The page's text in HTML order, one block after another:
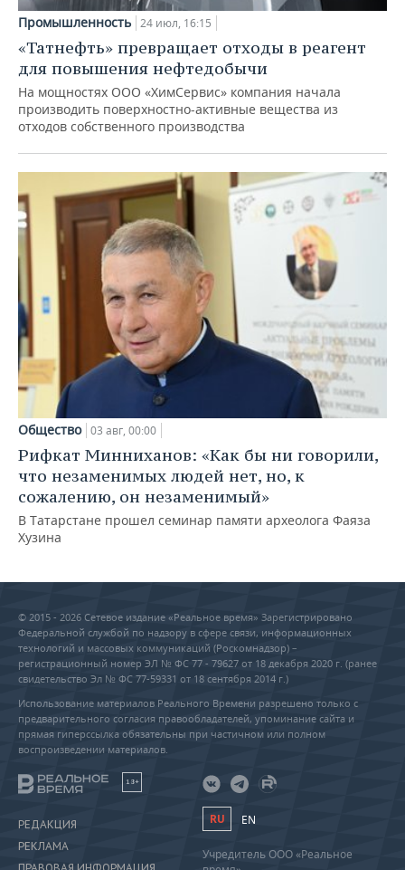
Промышленность 24 июл, 16:15
«Татнефть» превращает отходы в реагент
для повышения нефтедобычи
На мощностях ООО «ХимСервис» компания начала
производить поверхностно-активные вещества из
отходов собственного производства
Общество 03 авг, 00:00
Рифкат Минниханов: «Как бы ни говорили,
что незаменимых людей нет, но, к
сожалению, он незаменимый»
В Татарстане прошел семинар памяти археолога Фаяза
Хузина
© 2015 - 2026 Сетевое издание «Реальное время» Зарегистрировано
Федеральной службой по надзору в сфере связи, информационных
технологий и массовых коммуникаций (Роскомнадзор) –
регистрационный номер ЭЛ № ФС 77 - 79627 от 18 декабря 2020 г. (ранее
свидетельство Эл № ФС 77-59331 от 18 сентября 2014 г.)
Использование материалов Реального Времени разрешено только с
предварительного согласия правообладателей, упоминание сайта и
прямая гиперссылка обязательны при частичном или полном
воспроизведении материалов.
18+
РЕДАКЦИЯ
РЕКЛАМА
RU EN
Учредитель ООО «Реальное